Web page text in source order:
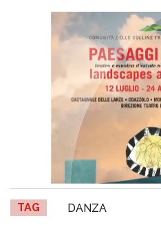
TAG DANZA